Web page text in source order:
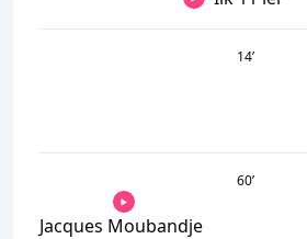
14’
60’
Jacques Moubandje